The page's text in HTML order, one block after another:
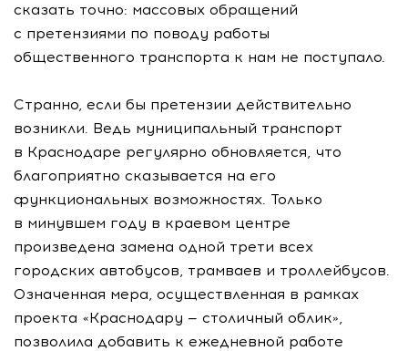
сказать точно: массовых обращений
с претензиями по поводу работы
общественного транспорта к нам не поступало.
Странно, если бы претензии действительно
возникли. Ведь муниципальный транспорт
в Краснодаре регулярно обновляется, что
благоприятно сказывается на его
функциональных возможностях. Только
в минувшем году в краевом центре
произведена замена одной трети всех
городских автобусов, трамваев и троллейбусов.
Означенная мера, осуществленная в рамках
проекта «Краснодару — столичный облик»,
позволила добавить к ежедневной работе